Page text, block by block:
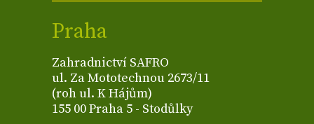
Praha
Zahradnictví SAFRO
ul. Za Mototechnou 2673/11
(roh ul. K Hájům)
155 00 Praha 5 - Stodůlky